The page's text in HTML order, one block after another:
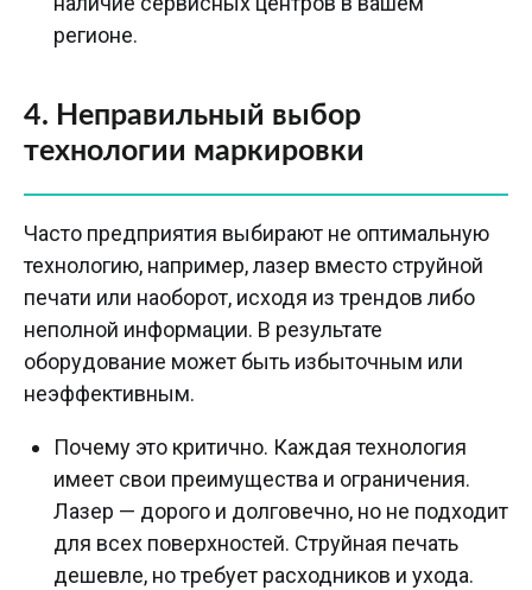
регионе.
4. Неправильный выбор
технологии маркировки
Часто предприятия выбирают не оптимальную
технологию, например, лазер вместо струйной
печати или наоборот, исходя из трендов либо
неполной информации. В результате
оборудование может быть избыточным или
неэффективным.
Почему это критично. Каждая технология
имеет свои преимущества и ограничения.
Лазер — дорого и долговечно, но не подходит
для всех поверхностей. Струйная печать
дешевле, но требует расходников и ухода.